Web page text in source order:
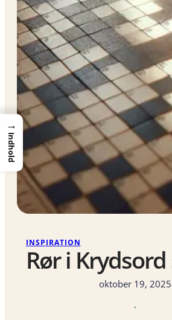
INSPIRATION
Rør i
oktober 19, 2025
•
→
Indhold